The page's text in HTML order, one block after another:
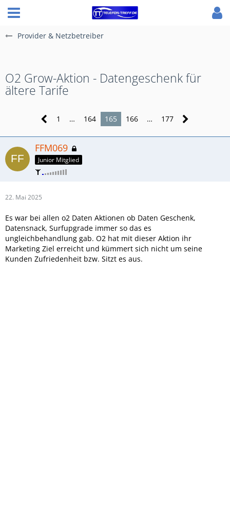
Provider & Netzbetreiber
O2 Grow-Aktion - Datengeschenk für
ältere Tarife
1 … 164 165 166 … 177
FFM069
Junior Mitglied
22. Mai 2025
Es war bei allen o2 Daten Aktionen ob Daten Geschenk,
Datensnack, Surfupgrade immer so das es
ungleichbehandlung gab. O2 hat mit dieser Aktion ihr
Marketing Ziel erreicht und kümmert sich nicht um seine
Kunden Zufriedenheit bzw. Sitzt es aus.